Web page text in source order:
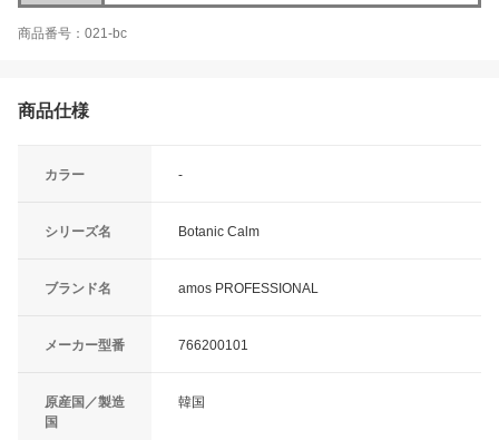
商品番号：021-bc
商品仕様
カラー -
シリーズ名 Botanic Calm
ブランド名 amos PROFESSIONAL
メーカー型番 766200101
原産国／製造
国
韓国